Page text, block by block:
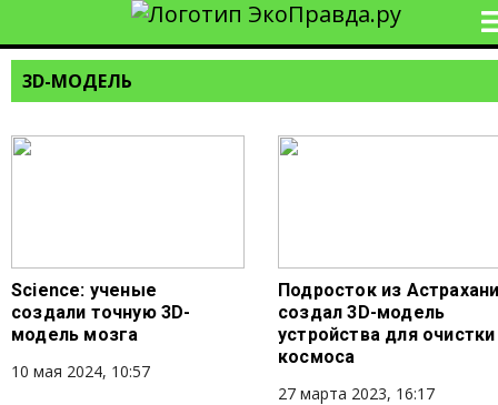
3D-МОДЕЛЬ
Science: ученые
создали точную 3D-
модель мозга
10 мая 2024, 10:57
Подросток из
создал 3D-модель
устройства для очистки
космоса
27 марта 2023, 16:17